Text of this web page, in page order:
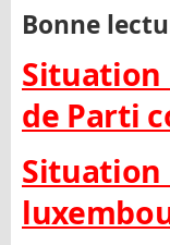
Bonne
Situation
de Parti
Situation